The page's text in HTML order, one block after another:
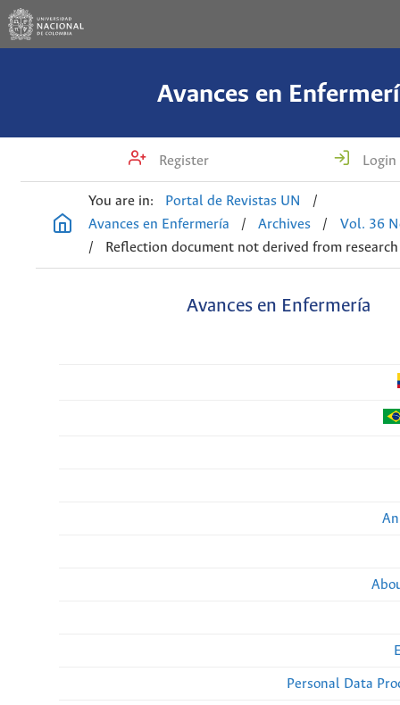
Avances en
Register Login
You are in: Portal de Revistas UN
/
Avances en Enfermería
/ Archives /
Vol. 36
/
Reflection document not derived from research
Avances en Enfermería
Personal Data